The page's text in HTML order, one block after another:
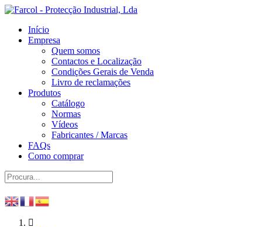
Início
Empresa
Quem somos
Contactos e Localização
Condições Gerais de Venda
Livro de reclamações
Produtos
Catálogo
Normas
Vídeos
Fabricantes / Marcas
FAQs
Como comprar